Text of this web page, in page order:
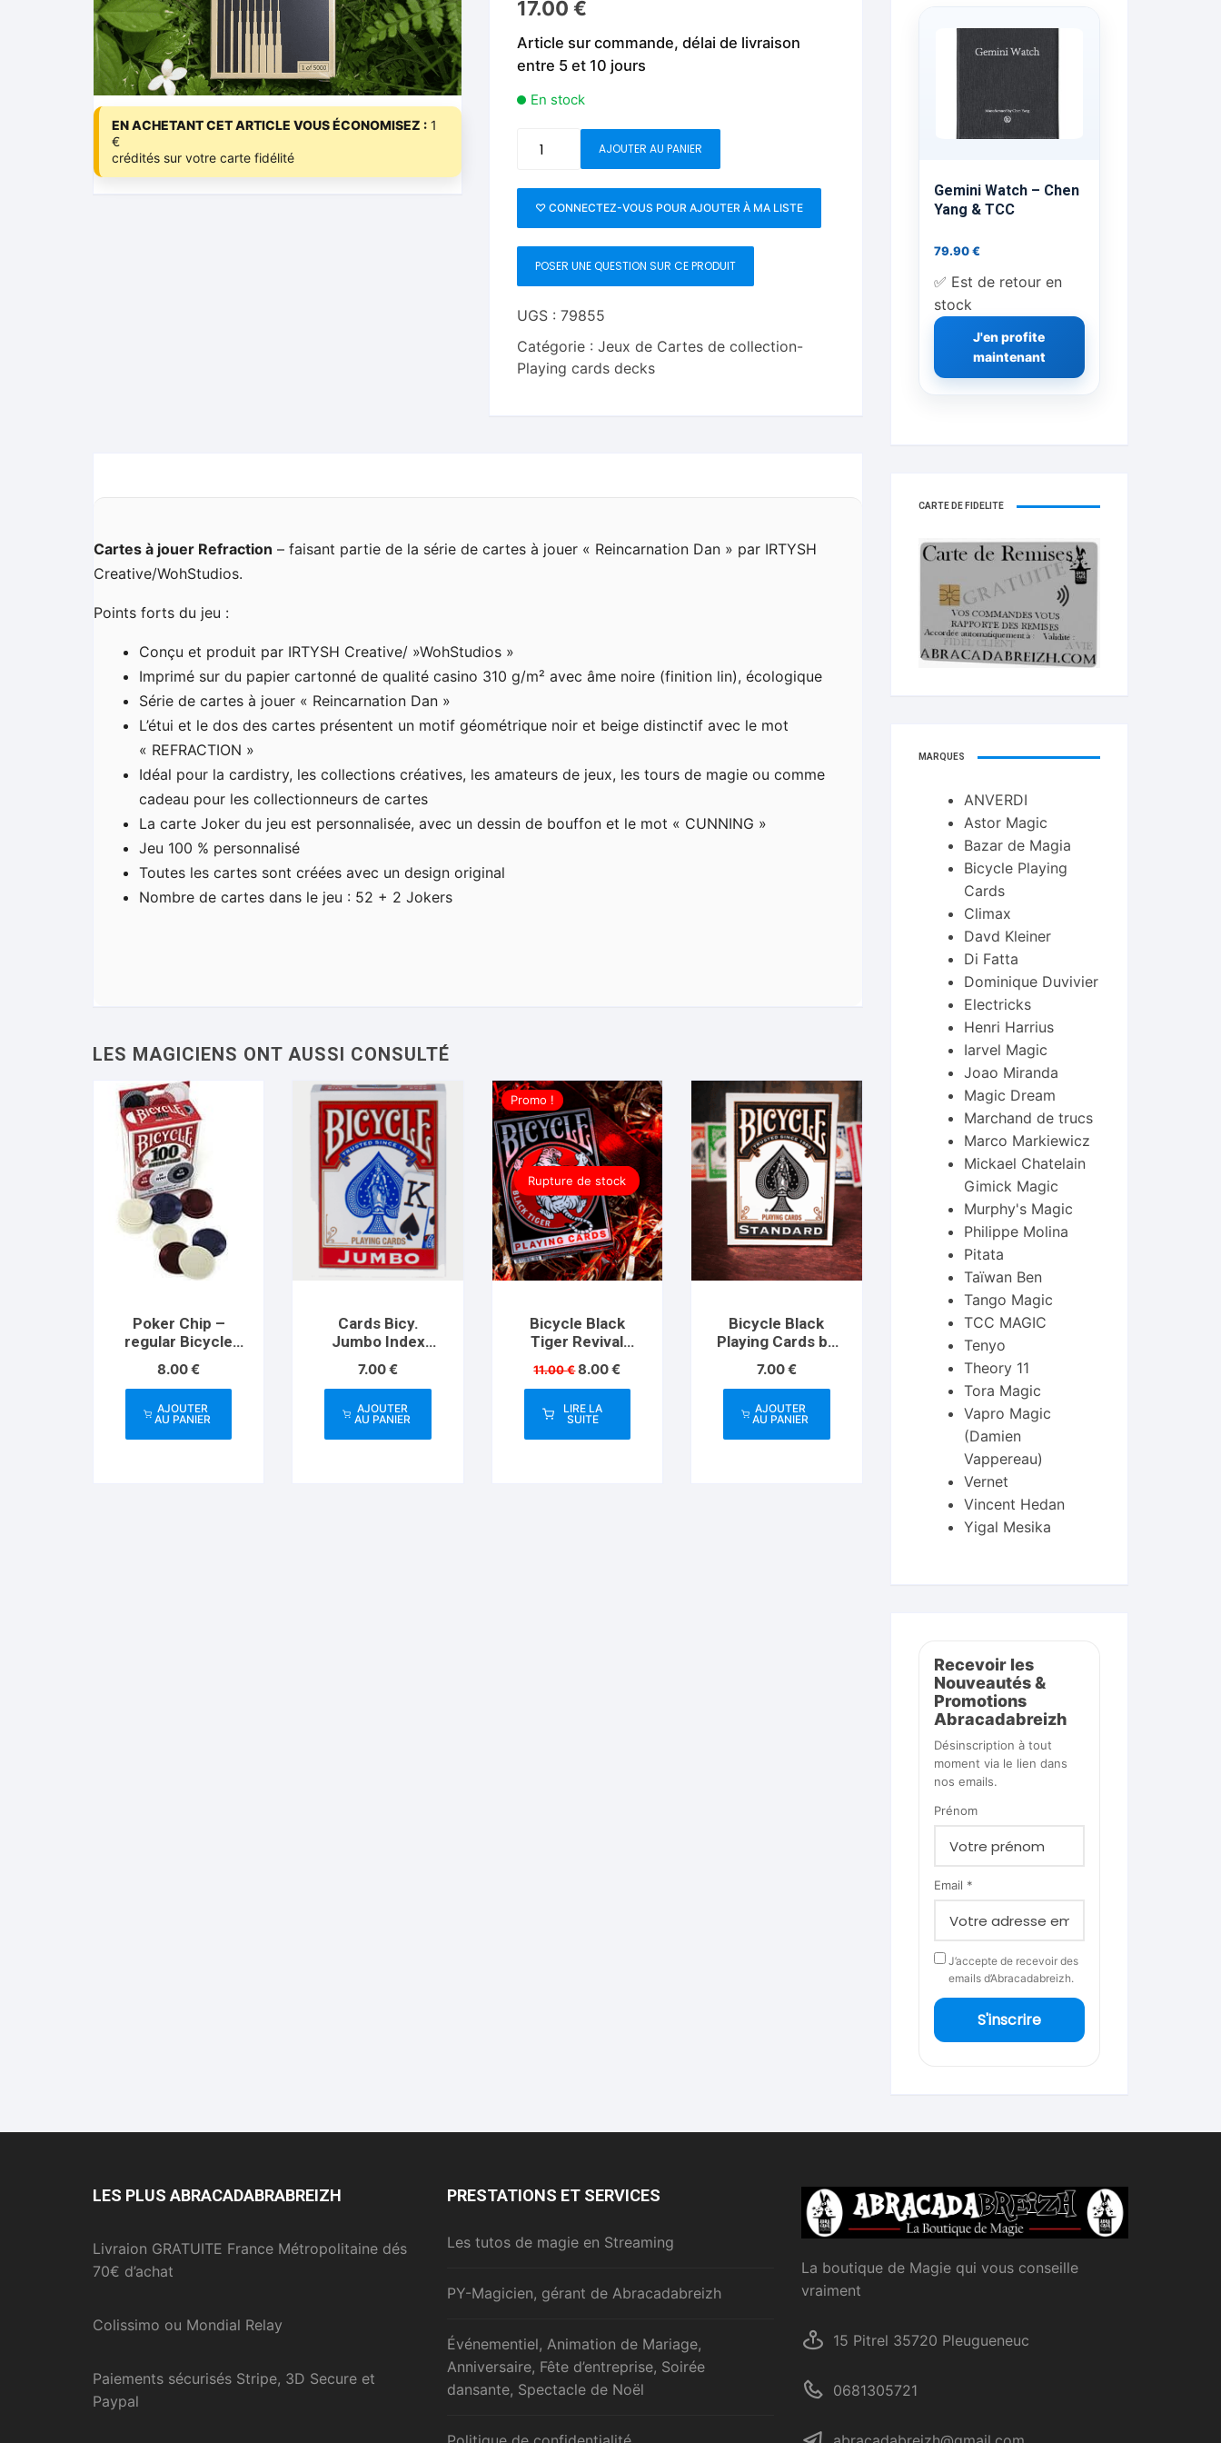
Foulards C.Up
Feu
Mentalisme salon et scène
Livres sur la Magie
Livres en Anglais
EN ACHETANT CET ARTICLE VOUS ÉCONOMISEZ : 1
€
crédités sur votre carte fidélité
17.00€
Article sur commande, délai de livraison
entre 5 et 10 jours
En stock
Playing
Cards
by
WohStudios
AJOUTER AU PANIER
♡ CONNECTEZ-VOUS POUR AJOUTER À MA LISTE
POSER UNE QUESTION SUR CE PRODUIT
UGS :79855
Catégorie :Jeux de Cartes de collection-
Playing cards decks
Cartes à jouer Refraction – faisant partie de la série de cartes à jouer « Reincarnation Dan » par IRTYSH
Creative/WohStudios.
Points forts du jeu :
Conçu et produit par IRTYSH Creative/ »WohStudios »
Imprimé sur du papier cartonné de qualité casino 310 g/m² avec âme noire (finition lin), écologique
Série de cartes à jouer « Reincarnation Dan »
L’étui et le dos des cartes présentent un motif géométrique noir et beige distinctif avec le mot
« REFRACTION »
Idéal pour la cardistry, les collections créatives, les amateurs de jeux, les tours de magie ou comme
cadeau pour les collectionneurs de cartes
La carte Joker du jeu est personnalisée, avec un dessin de bouffon et le mot « CUNNING »
Jeu 100 % personnalisé
Toutes les cartes sont créées avec un design original
Nombre de cartes dans le jeu : 52 + 2 Jokers
Poker Chip –
regular Bicycle
100
8.00€
AJOUTER
AU PANIER
Cards Bicy.
Jumbo Index
(Red)
7.00€
AJOUTER
AU PANIER
Rupture de stock
Promo !
Bicycle Black
Tiger Revival
Edition
11.00€Le
prix
initial
était :
8.00€Le
prix
8.00 €.
LIRE LA
SUITE
Bicycle Black
Playing Cards by
US Playing Card
Co
7.00€
AJOUTER
AU PANIER
Gemini Watch – Chen
Yang & TCC
79.90€
✅ Est de retour en
stock
J'en profite
maintenant
CARTE DE FIDELITÉ
MARQUES
ANVERDI
Astor Magic
Bazar de Magia
Bicycle Playing
Cards
Climax
Davd Kleiner
Di Fatta
Dominique Duvivier
Electricks
Henri Harrius
Iarvel Magic
Joao Miranda
Magic Dream
Marchand de trucs
Marco Markiewicz
Mickael Chatelain
Gimick Magic
Murphy's Magic
Philippe Molina
Pitata
Taïwan Ben
Tango Magic
TCC MAGIC
Tenyo
Theory 11
Tora Magic
Vapro Magic
(Damien
Vappereau)
Vernet
Vincent Hedan
Yigal Mesika
Recevoir les
Nouveautés &
Promotions
Abracadabreizh
Désinscription à tout
moment via le lien dans
nos emails.
Prénom
Email *
J’accepte de recevoir des
emails d’Abracadabreizh.
S'inscrire
LES PLUS ABRACADABRABREIZH
Livraion GRATUITE France Métropolitaine dés
70€ d’achat
Colissimo ou Mondial Relay
Paiements sécurisés Stripe, 3D Secure et
Paypal
PRESTATIONS ET SERVICES
Les tutos de magie en Streaming
PY-Magicien, gérant de Abracadabreizh
Événementiel, Animation de Mariage,
Anniversaire, Fête d’entreprise, Soirée
dansante, Spectacle de Noël
La boutique de Magie qui vous conseille
vraiment
15 Pitrel 35720 Pleugueneuc
0681305721